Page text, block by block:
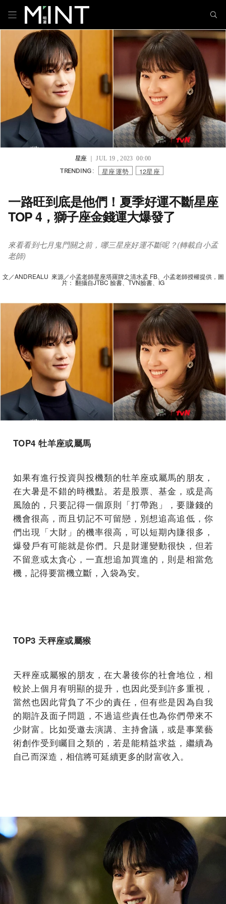
星座｜ JUL 19 , 2023 00:00
TRENDING : 星座運勢 12星座
一路旺到底是他們！夏季好運不斷星座
TOP 4，獅子座金錢運大爆發了
來看看到七月鬼門關之前，哪三星座好運不斷呢？(轉載自小孟
老師)
文／ANDREALU 來源／小孟老師星座塔羅牌之清水孟 FB、小孟老師授權提供，圖
片： 翻攝自JTBC 臉書、TVN臉書、IG
TOP4 牡羊座或屬馬
如果有進行投資與投機類的牡羊座或屬馬的朋友，
在大暑是不錯的時機點。若是股票、基金，或是高
風險的，只要記得一個原則「打帶跑」，要賺錢的
機會很高，而且切記不可留戀，別想追高追低，你
們出現「大財」的機率很高，可以短期內賺很多，
爆發戶有可能就是你們。只是財運變動很快，但若
不留意或太貪心，一直想追加買進的，則是相當危
機，記得要當機立斷，入袋為安。
TOP3 天秤座或屬猴
天秤座或屬猴的朋友，在大暑後你的社會地位，相
較於上個月有明顯的提升，也因此受到許多重視，
當然也因此背負了不少的責任，但有些是因為自我
的期許及面子問題，不過這些責任也為你們帶來不
少財富。比如受邀去演講、主持會議，或是事業藝
術創作受到矚目之類的，若是能精益求益，繼續為
自己而深造，相信將可延續更多的財富收入。